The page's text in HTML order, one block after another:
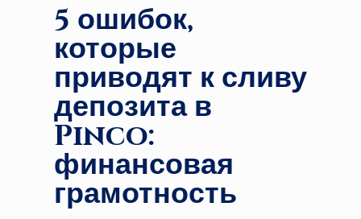
5 ошибок,
которые
приводят к сливу
депозита в
Pinco:
финансовая
грамотность